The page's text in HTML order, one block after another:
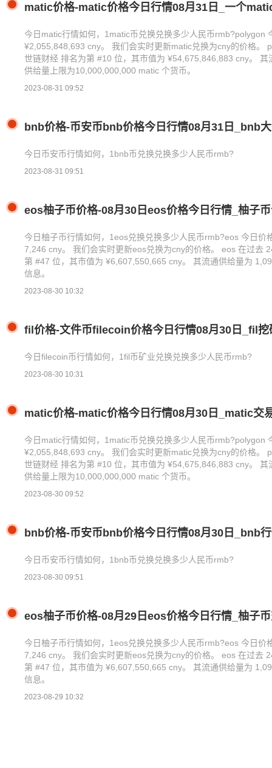
matic价格-matic价格今日行情08月31日_一个
今日matic行情如何，1matic币兑换兑换多少人民币rmb?polygon
¥2,055,848,693 cny。 我们会实时更新matic兑换为cny的价格。
世链财经 排名为第 #10 位，其市值为 ¥54,675,846,883 cny。
供给量上限为10,000,000,000 matic 个货币。
2023-08-31 09:52
bnb价格-币安币bnb价格今日行情08月31日_bnb
今日币安币行情如何，1bnb币兑换兑换多少人民币rmb?
2023-08-31 09:51
eos柚子币价格-08月30日eos价格今日行情_柚子
今日柚子币行情如何，1eos兑换兑换多少人民币rmb?eos 今日
7,246 cny。 我们会实时更新eos兑换为cny的价格。 eos 在过去
第 #47 位，其市值为 ¥6,607,550,665 cny。 其流通供给量为
信息。
2023-08-30 10:32
fil价格-文件币filecoin价格今日行情08月30日_fil挖
今日filecoin币行情如何，1fil币矿业兑换兑换多少人民币rmb?
2023-08-30 10:31
matic价格-matic价格今日行情08月30日_matic交
今日matic行情如何，1matic币兑换兑换多少人民币rmb?polygon
¥2,055,848,693 cny。 我们会实时更新matic兑换为cny的价格。
世链财经 排名为第 #10 位，其市值为 ¥54,675,846,883 cny。
供给量上限为10,000,000,000 matic 个货币。
2023-08-30 09:52
bnb价格-币安币bnb价格今日行情08月30日_bnb
今日币安币行情如何，1bnb币兑换兑换多少人民币rmb?
2023-08-30 09:51
eos柚子币价格-08月29日eos价格今日行情_柚子
今日柚子币行情如何，1eos兑换兑换多少人民币rmb?eos 今日
7,246 cny。 我们会实时更新eos兑换为cny的价格。 eos 在过去
第 #47 位，其市值为 ¥6,607,550,665 cny。 其流通供给量为
信息。
2023-08-29 10:32